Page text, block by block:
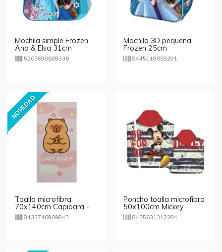
Mochila simple Frozen
Ana & Elsa 31cm
5205698609336
Mochila 3D pequeña
Frozen 25cm
8445118058291
NOVEDAD
Toalla microfibra
70x140cm Capibara -
rosa8435746909843
Poncho toalla microfibra
50x100cm Mickey
Mouse Disney
8435631312284